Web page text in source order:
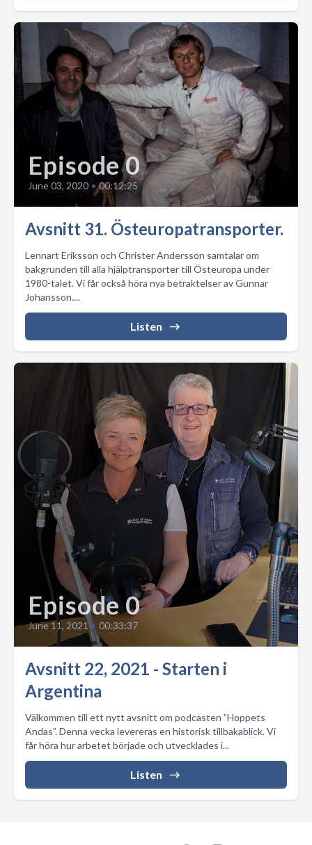
Episode 0
June 03, 2020 • 00:12:25
Avsnitt 31. Östeuropatransporter.
Lennart Eriksson och Christer Andersson samtalar om
bakgrunden till alla hjälptransporter till Östeuropa under
1980-talet. Vi får också höra nya betraktelser av Gunnar
Johansson....
Listen
Episode 0
June 11, 2021 • 00:33:37
Avsnitt 22, 2021 - Starten i
Argentina
Välkommen till ett nytt avsnitt om podcasten ”Hoppets
Andas”. Denna vecka levereras en historisk tillbakablick. Vi
får höra hur arbetet började och utvecklades i...
Listen